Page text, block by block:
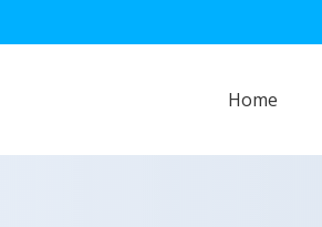
Home